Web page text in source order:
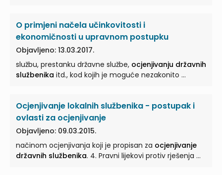
O primjeni načela učinkovitosti i
ekonomičnosti u upravnom postupku
Objavljeno: 13.03.2017.
službu, prestanku državne službe, ocjenjivanju državnih
službenika itd., kod kojih je moguće nezakonito ...
Ocjenjivanje lokalnih službenika - postupak i
ovlasti za ocjenjivanje
Objavljeno: 09.03.2015.
načinom ocjenjivanja koji je propisan za ocjenjivanje
državnih službenika. 4. Pravni lijekovi protiv rješenja ...